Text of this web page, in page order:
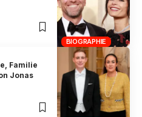
BIOGRAPHIE
Familie
Jonas